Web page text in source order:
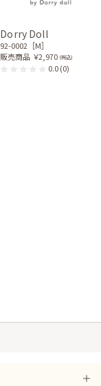
Dorry Doll
92-0002［M］
販売商品 ￥2,970 (税込)
0.0(0)